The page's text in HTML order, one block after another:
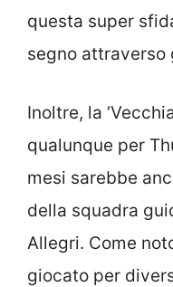
questa super
segno attraverso
Inoltre, la
qualunque per
mesi sarebbe
della squadra
Allegri. Come
giocato per